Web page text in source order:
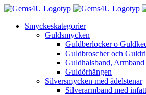
Fortsätt
innehålletSmyckeskategorier
Guldsmycken
Guldberlocker o
Guldbroscher och
Guldhalsband,
Guldörhängen
Silversmycken med ädelstenar
Silverarmband med